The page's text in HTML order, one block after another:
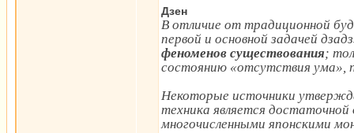
Дзен
В отличие от традиционной
первой и основной задачей
феноменов существования;
состоянию «отсутствия ума»,
Некоторые источники
техника является
многочисленными японскими